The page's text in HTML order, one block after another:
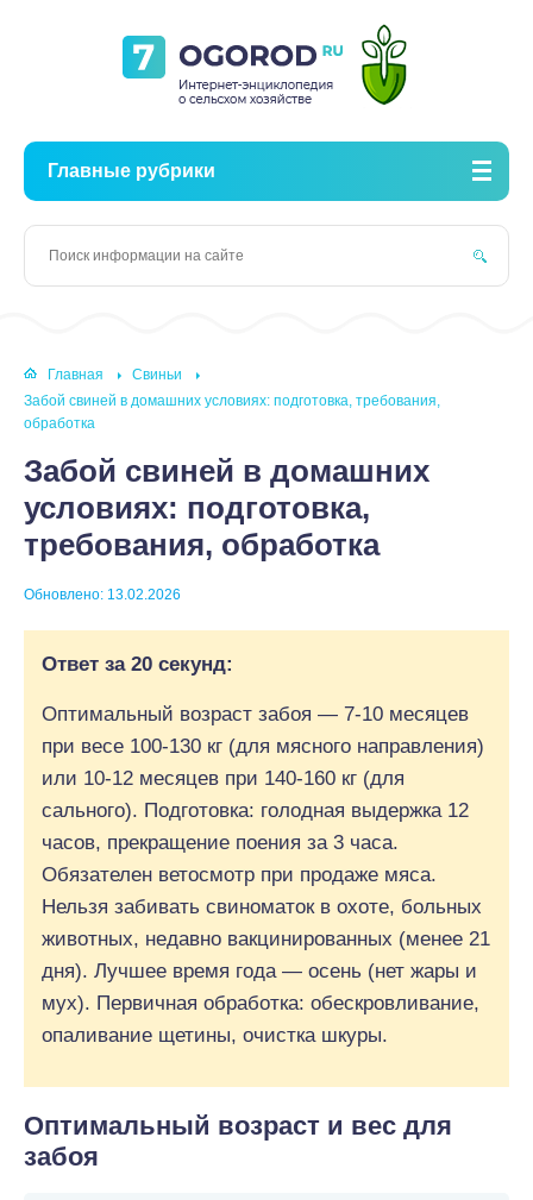
Главные рубрики
Главная
Свиньи
Забой свиней в домашних условиях: подготовка, требования,
обработка
Забой свиней в домашних
условиях: подготовка,
требования, обработка
Обновлено: 13.02.2026
Ответ за 20 секунд:
Оптимальный возраст забоя — 7-10 месяцев
при весе 100-130 кг (для мясного направления)
или 10-12 месяцев при 140-160 кг (для
сального). Подготовка: голодная выдержка 12
часов, прекращение поения за 3 часа.
Обязателен ветосмотр при продаже мяса.
Нельзя забивать свиноматок в охоте, больных
животных, недавно вакцинированных (менее 21
дня). Лучшее время года — осень (нет жары и
мух). Первичная обработка: обескровливание,
опаливание щетины, очистка шкуры.
Оптимальный возраст и вес для
забоя